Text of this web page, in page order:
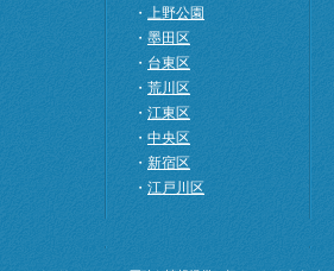
・ 上野公園
・ 墨田区
・ 台東区
・ 荒川区
・ 江東区
・ 中央区
・ 新宿区
・ 江戸川区